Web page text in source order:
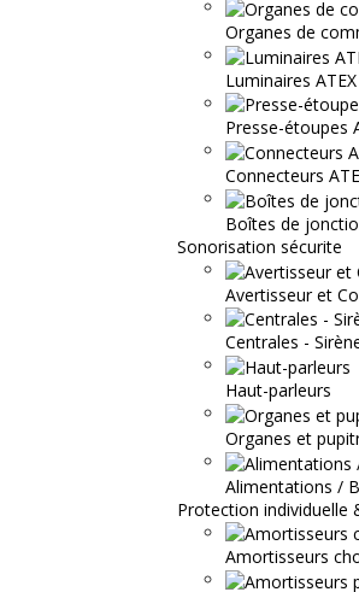
Organes de
Luminaires
Presse-étoupes
Connecteurs
Boîtes de
Sonorisation sécurite
Avertisseur et
Centrales -
Haut-parleurs
Organes et
Alimentations /
Protection individuelle
Amortisseurs